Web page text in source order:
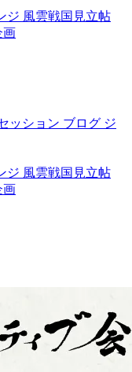
ジ 風雲戦国見立帖
画
ッション ブログ ジ
ジ 風雲戦国見立帖
画